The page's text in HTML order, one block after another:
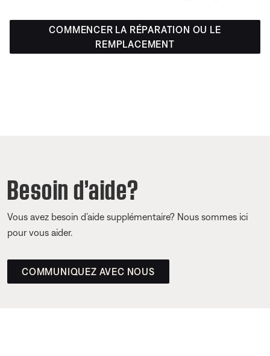
COMMENCER LA RÉPARATION OU LE
REMPLACEMENT
Besoin d’aide?
Vous avez besoin d’aide supplémentaire? Nous sommes ici
pour vous aider.
COMMUNIQUEZ AVEC NOUS